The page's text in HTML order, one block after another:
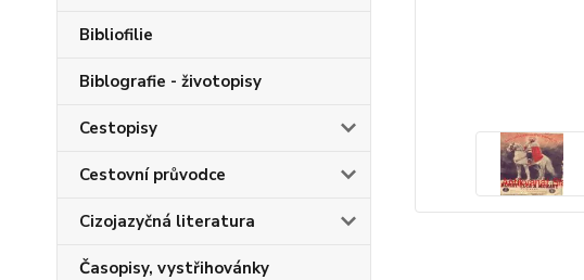
Bibliofilie
Biblografie - životopisy
Cestopisy
Cestovní průvodce
Cizojazyčná literatura
Časopisy, vystřihovánky